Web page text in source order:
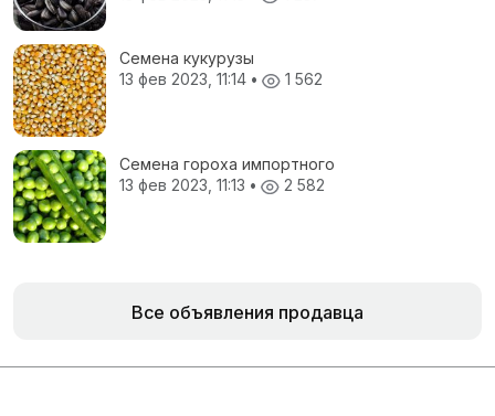
Семена кукурузы
13 фев 2023, 11:14 • 1 562
Семена гороха импортного
13 фев 2023, 11:13 • 2 582
Все объявления продавца